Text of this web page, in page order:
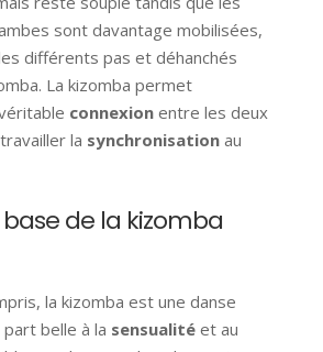
sont davantage mobilisées,
différents pas et déhanchés
La kizomba permet
connexionentre les deux
la synchronisationau
base de la kizomba
la kizomba est une danse
belle à la sensualitéet au